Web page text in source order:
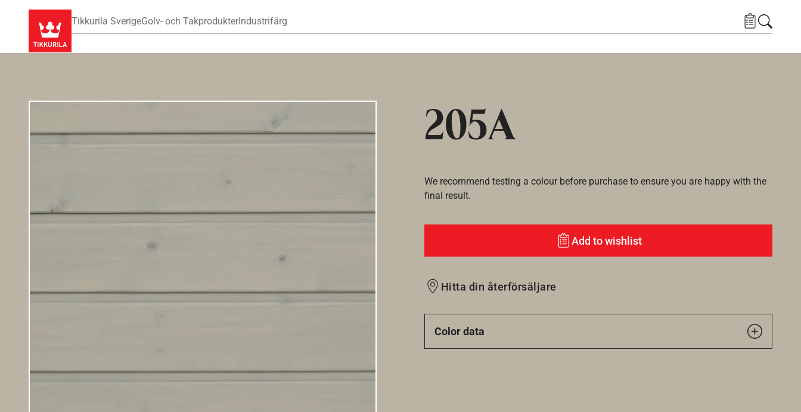
Tikkurila SverigeGolv- och TakprodukterIndustrifärg
205A
We recommend testing a colour before purchase to ensure you are happy with the
final result.
Add to wishlist
Hitta din återförsäljare
Color data